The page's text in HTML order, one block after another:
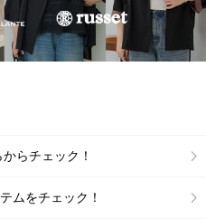
らチェック！
ムをチェック！